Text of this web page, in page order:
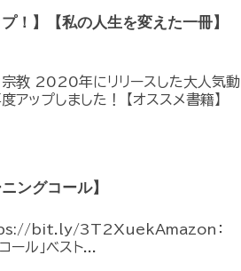
！】【私の人生を変えた一冊】
2020年にリリースした大人気動
ップしました！ 【オススメ書籍】
ングコール】
https://bit.ly/3T2XuekAmazon：
ル」ベスト...